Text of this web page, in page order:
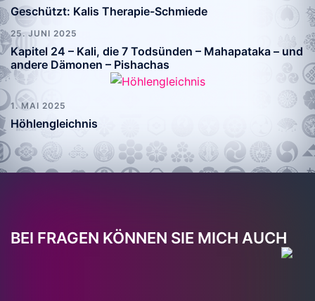
Geschützt: Kalis Therapie-Schmiede
25. JUNI 2025
Kapitel 24 – Kali, die 7 Todsünden – Mahapataka – und
andere Dämonen – Pishachas
1. MAI 2025
Höhlengleichnis
BEI FRAGEN KÖNNEN SIE MICH AUCH